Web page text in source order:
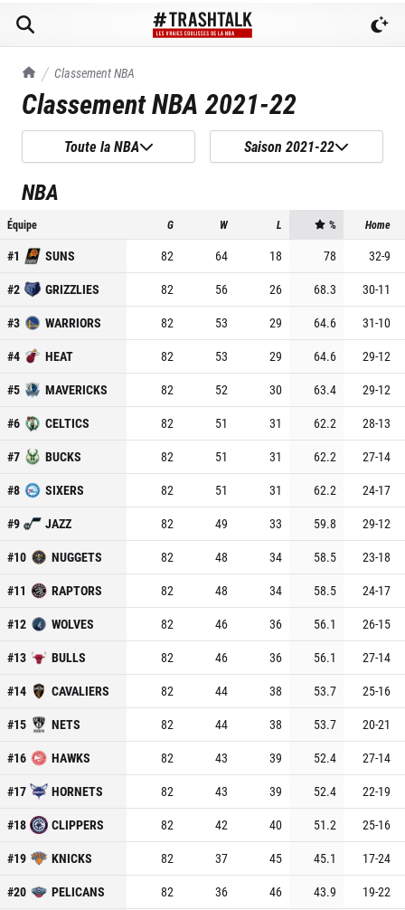
TrashTalk Actu NBA
Classement NBA
Classement NBA 2021-22
Toute la NBA Saison 2021-22
NBA
Équipe G W L % Home
#1 SUNS 82 64 18 78 32-9
#2 GRIZZLIES 82 56 26 68.3 30-11
#3 WARRIORS 82 53 29 64.6 31-10
#4 HEAT 82 53 29 64.6 29-12
#5 MAVERICKS 82 52 30 63.4 29-12
#6 CELTICS 82 51 31 62.2 28-13
#7 BUCKS 82 51 31 62.2 27-14
#8 SIXERS 82 51 31 62.2 24-17
#9 JAZZ 82 49 33 59.8 29-12
#10 NUGGETS 82 48 34 58.5 23-18
#11 RAPTORS 82 48 34 58.5 24-17
#12 WOLVES 82 46 36 56.1 26-15
#13 BULLS 82 46 36 56.1 27-14
#14 CAVALIERS 82 44 38 53.7 25-16
#15 NETS 82 44 38 53.7 20-21
#16 HAWKS 82 43 39 52.4 27-14
#17 HORNETS 82 43 39 52.4 22-19
#18 CLIPPERS 82 42 40 51.2 25-16
#19 KNICKS 82 37 45 45.1 17-24
#20 PELICANS 82 36 46 43.9 19-22